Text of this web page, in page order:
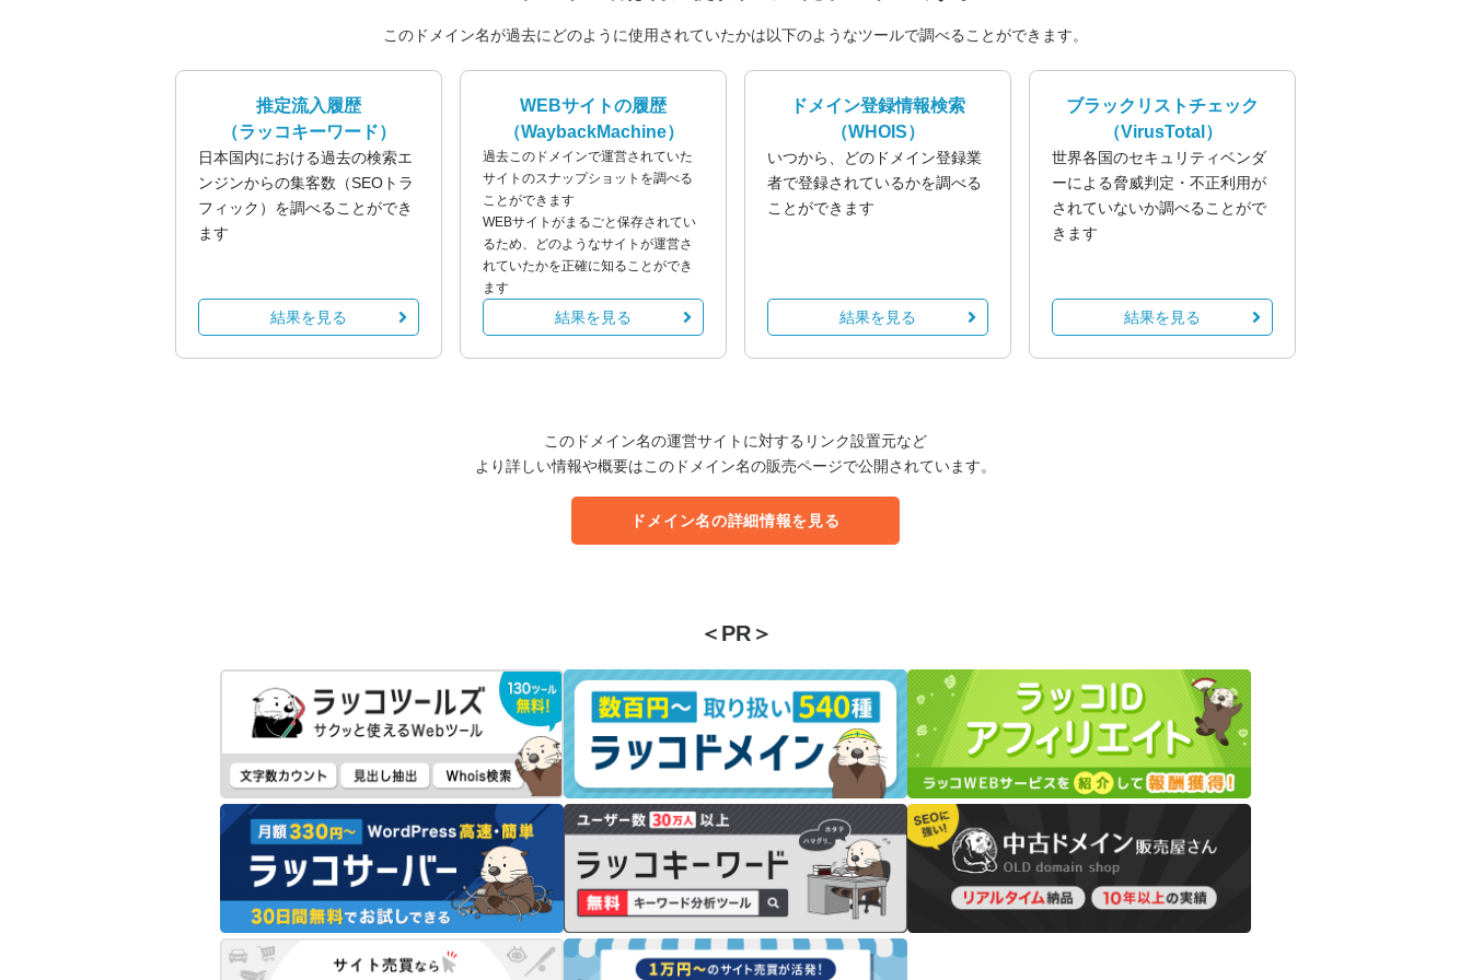
このドメイン名が過去にどのように使用されていたかは以下のようなツールで調べることができます。
推定流入履歴
（ラッコキーワード）
日本国内における過去の検索エ
ンジンからの集客数（SEOトラ
フィック）を調べることができ
ます
結果を見る
WEBサイトの履歴
（WaybackMachine）
過去このドメインで運営されていた
サイトのスナップショットを調べる
ことができます
WEBサイトがまるごと保存されてい
るため、どのようなサイトが運営さ
れていたかを正確に知ることができ
ます
結果を見る
ドメイン登録情報検索
（WHOIS）
いつから、どのドメイン登録業
者で登録されているかを調べる
ことができます
結果を見る
ブラックリストチェック
（VirusTotal）
世界各国のセキュリティベンダ
ーによる脅威判定・不正利用が
されていないか調べることがで
きます
結果を見る
このドメイン名の運営サイトに対するリンク設置元など
より詳しい情報や概要はこのドメイン名の販売ページで公開されています。
ドメイン名の詳細情報を見る
＜PR＞